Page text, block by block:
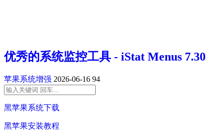
优秀的系统监控工具 - iStat Menus 7.30
苹果系统增强 2026-06-16 94
黑苹果系统下载
黑苹果安装教程